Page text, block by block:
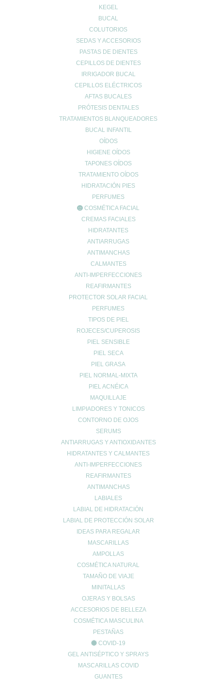
KEGEL
BUCAL
COLUTORIOS
SEDAS Y ACCESORIOS
PASTAS DE DIENTES
CEPILLOS DE DIENTES
IRRIGADOR BUCAL
CEPILLOS ELÉCTRICOS
AFTAS BUCALES
PRÓTESIS DENTALES
TRATAMIENTOS BLANQUEADORES
BUCAL INFANTIL
OÍDOS
HIGIENE OÍDOS
TAPONES OÍDOS
TRATAMIENTO OÍDOS
HIDRATACIÓN PIES
PERFUMES
COSMÉTICA FACIAL
CREMAS FACIALES
HIDRATANTES
ANTIARRUGAS
ANTIMANCHAS
CALMANTES
ANTI-IMPERFECCIONES
REAFIRMANTES
PROTECTOR SOLAR FACIAL
PERFUMES
TIPOS DE PIEL
ROJECES/CUPEROSIS
PIEL SENSIBLE
PIEL SECA
PIEL GRASA
PIEL NORMAL-MIXTA
PIEL ACNÉICA
MAQUILLAJE
LIMPIADORES Y TONICOS
CONTORNO DE OJOS
SERUMS
ANTIARRUGAS Y ANTIOXIDANTES
HIDRATANTES Y CALMANTES
ANTI-IMPERFECCIONES
REAFIRMANTES
ANTIMANCHAS
LABIALES
LABIAL DE HIDRATACIÓN
LABIAL DE PROTECCIÓN SOLAR
IDEAS PARA REGALAR
MASCARILLAS
AMPOLLAS
COSMÉTICA NATURAL
TAMAÑO DE VIAJE
MINITALLAS
OJERAS Y BOLSAS
ACCESORIOS DE BELLEZA
COSMÉTICA MASCULINA
PESTAÑAS
COVID-19
GEL ANTISÉPTICO Y SPRAYS
MASCARILLAS COVID
GUANTES
CONTACTO
622904490
info@farmaciaromerosagunto.com
HORARIO
De Lunes a Viernes
Sábados de 9:00h a 13:30h
MI ESPACIO
Carrito de compra
INFO LEGAL
Política de privacidad
Síguenos en las
Redes Sociales
© 2024 FARMACIA ROMERO CB